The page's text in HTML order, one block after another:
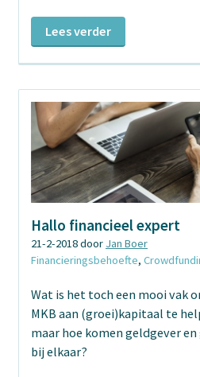
Lees verder
Hallo financieel expert
21-2-2018 door Jan Boer
Financieringsbehoefte,
Wat is het toch een mooi vak
MKB aan (groei)kapitaal te
maar hoe komen geldgever
bij elkaar?